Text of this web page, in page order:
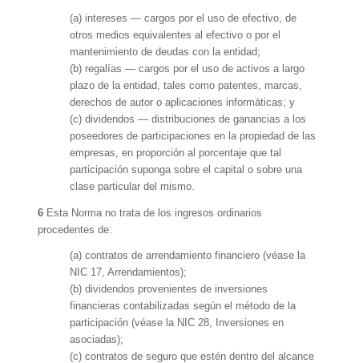
(a) intereses — cargos por el uso de efectivo, de
otros medios equivalentes al efectivo o por el
mantenimiento de deudas con la entidad;
(b) regalías — cargos por el uso de activos a largo
plazo de la entidad, tales como patentes, marcas,
derechos de autor o aplicaciones informáticas; y
(c) dividendos — distribuciones de ganancias a los
poseedores de participaciones en la propiedad de las
empresas, en proporción al porcentaje que tal
participación suponga sobre el capital o sobre una
clase particular del mismo.
6 Esta Norma no trata de los ingresos ordinarios
procedentes de:
(a) contratos de arrendamiento financiero (véase la
NIC 17, Arrendamientos);
(b) dividendos provenientes de inversiones
financieras contabilizadas según el método de la
participación (véase la NIC 28, Inversiones en
asociadas);
(c) contratos de seguro que estén dentro del alcance